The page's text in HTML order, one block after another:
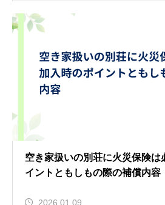
空き家扱いの別荘に火災保険は
イントともしもの際の補償内容
2026.01.09